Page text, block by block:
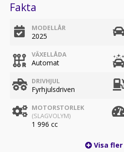
Fakta
MODELLÅR
2025
VÄXELLÅDA
Automat
DRIVHJUL
Fyrhjulsdriven
MOTORSTORLEK
(SLAGVOLYM)
1 996 cc
Visa fler